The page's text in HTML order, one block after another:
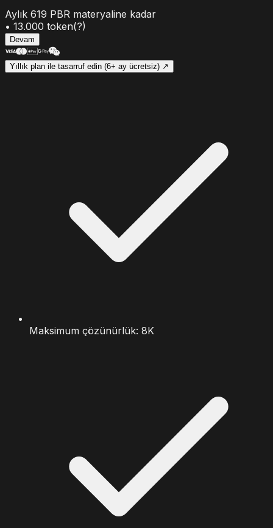
Aylık 619 PBR materyaline kadar
• 13.000 token(?)
Devam
Yıllık plan ile tasarruf edin (6+ ay ücretsiz) ↗
Maksimum çözünürlük: 8K